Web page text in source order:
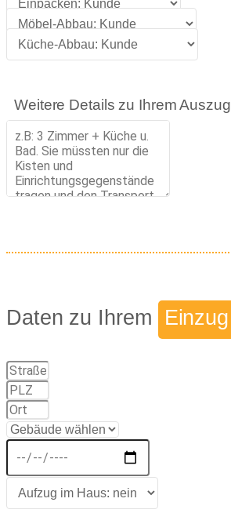
Weitere Details zu Ihrem Auszug
Daten zu Ihrem Einzug